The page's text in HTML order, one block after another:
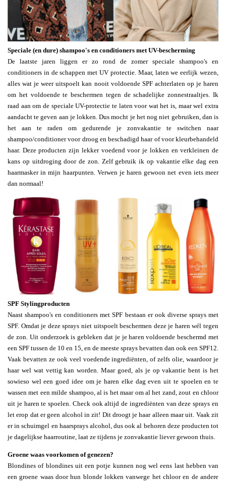
Speciale (en dure) shampoo's en conditioners met UV-bescherming
De laatste jaren liggen er zo rond de zomer speciale shampoo's en
conditioners in de schappen met UV protectie. Maar, laten we eerlijk wezen,
alles wat je weer uitspoelt kan nooit voldoende SPF achterlaten op je haren
om het voldoende te beschermen tegen de schadelijke zonnestraaltjes. Ik
raad aan om de speciale UV-protectie te laten voor wat het is, maar wel extra
aandacht te geven aan je lokken. Dus mocht je het nog niet gebruiken, dan is
het aan te raden om gedurende je zonvakantie te switchen naar
shampoo/conditioner voor droog en beschadigd haar of voor kleurbehandeld
haar. Deze producten zijn lekker voedend voor je lokken en verkleinen de
kans op uitdroging door de zon. Zelf gebruik ik op vakantie elke dag een
haarmasker in mijn haarpunten. Verwen je haren gewoon net even iets meer
dan normaal!
SPF Stylingproducten
Naast shampoo's en conditioners met SPF bestaan er ook diverse sprays met
SPF. Omdat je deze sprays niet uitspoelt beschermen deze je haren wél tegen
de zon. Uit onderzoek is gebleken dat je je haren voldoende beschermd met
een SPF tussen de 10 en 15, en de meeste sprays bevatten dan ook een SPF12.
Vaak bevatten ze ook veel voedende ingrediënten, of zelfs olie, waardoor je
haar wel wat vettig kan worden. Maar goed, als je op vakantie bent is het
sowieso wel een goed idee om je haren elke dag even uit te spoelen en te
wassen met een milde shampoo, al is het maar om al het zand, zout en chloor
uit je haren te spoelen. Check ook altijd de ingrediënten van deze sprays en
let erop dat er geen alcohol in zit! Dit droogt je haar alleen maar uit. Vaak zit
er in schuimgel en haarsprays alcohol, dus ook al behoren deze producten tot
je dagelijkse haarroutine, laat ze tijdens je zonvakantie liever gewoon thuis.
Groene waas voorkomen of genezen?
Blondines of blondines uit een potje kunnen nog wel eens last hebben van
een groene waas door hun blonde lokken vanwege het chloor en de andere